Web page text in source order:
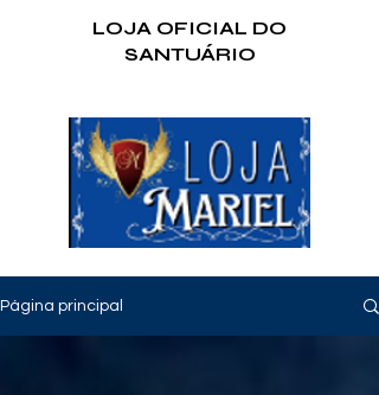
LOJA OFICIAL DO
SANTUÁRIO
Página principal